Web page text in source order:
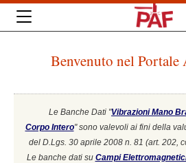
Benvenuto nel
Le Banche Dati "Vibrazioni Mano
Corpo Intero"sono valevoli ai fini della
del D.Lgs. 30 aprile 2008 n. 81 (art. 202,
Le banche dati su Campi